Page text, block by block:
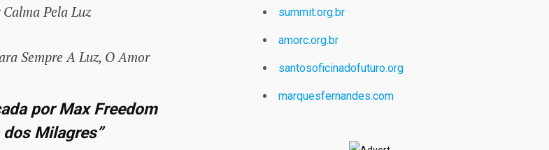
Pela Luz
Sempre A Luz, O Amor
por Max Freedom
Milagres”
summit.org.br
amorc.org.br
santosoficinadofuturo.org
marquesfernandes.com